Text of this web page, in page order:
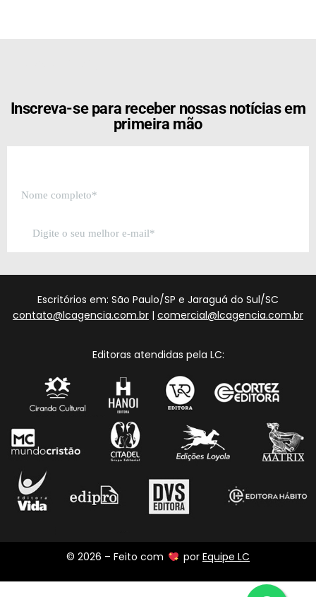
Inscreva-se para receber nossas notícias em
primeira mão
Escritórios em: São Paulo/SP e Jaraguá do Sul/SC
contato@lcagencia.com.br | comercial@lcagencia.com.br
Editoras atendidas pela LC:
© 2026 – Feito com por Equipe LC